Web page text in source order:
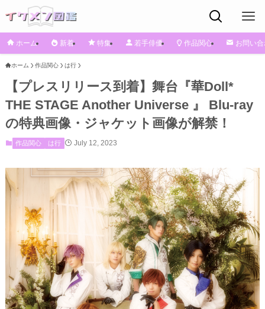
ホーム 新着 特集 若手俳優 作品関心 お問い
ホーム 作品関心 は行
【プレスリリース到着】舞台『華Doll*
THE STAGE Another Universe 』 Blu-ray
の特典画像・ジャケット画像が解禁！
作品関心 は行 July 12, 2023